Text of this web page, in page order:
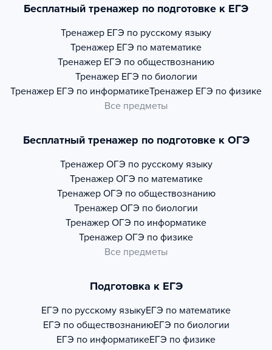
Бесплатный тренажер по подготовке к ЕГЭ
Тренажер ЕГЭ по русскому языку
Тренажер ЕГЭ по математике
Тренажер ЕГЭ по обществознанию
Тренажер ЕГЭ по биологии
Тренажер ЕГЭ по информатикеТренажер ЕГЭ по физике
Все предметы
Бесплатный тренажер по подготовке к ОГЭ
Тренажер ОГЭ по русскому языку
Тренажер ОГЭ по математике
Тренажер ОГЭ по обществознанию
Тренажер ОГЭ по биологии
Тренажер ОГЭ по информатике
Тренажер ОГЭ по физике
Все предметы
Подготовка к ЕГЭ
ЕГЭ по русскому языкуЕГЭ по математике
ЕГЭ по обществознаниюЕГЭ по биологии
ЕГЭ по информатикеЕГЭ по физике